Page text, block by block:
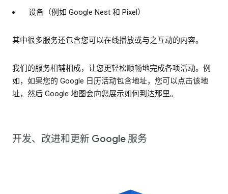
设备（例如 Google Nest 和 Pixel）
其中很多服务还包含您可以在线播放或与之互动的内容。
我们的服务相辅相成，让您更轻松顺畅地完成各项活动。例
如，如果您的 Google 日历活动包含地址，您可以点击该地
址，然后 Google 地图会向您展示如何到达那里。
开发、改进和更新 Google 服务